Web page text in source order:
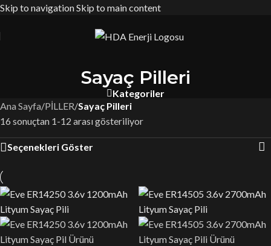
Skip to navigationSkip to main content
Sayaç Pilleri
Kategoriler
Ana Sayfa/PİLLER/Sayaç Pilleri
16 sonuçtan 1-12 arası gösteriliyor
Seçenekleri Göster